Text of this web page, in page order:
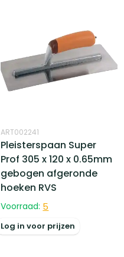
ART002241
Pleisterspaan Super
Prof 305 x 120 x 0.65mm
gebogen afgeronde
hoeken RVS
Voorraad: 5
Log in voor prijzen